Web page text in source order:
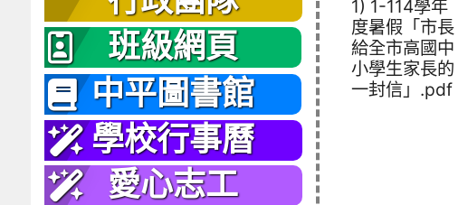
1) 1-114學年
度暑假「市長
給全市高國中
小學生家長的
一封信」.pdf
班級網頁
中平圖書館
學校行事曆
愛心志工